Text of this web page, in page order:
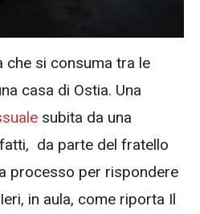
che si consuma tra le
casa di Ostia. Una
subita da una
fatti, da parte del fratello
processo per rispondere
in aula, come riporta Il